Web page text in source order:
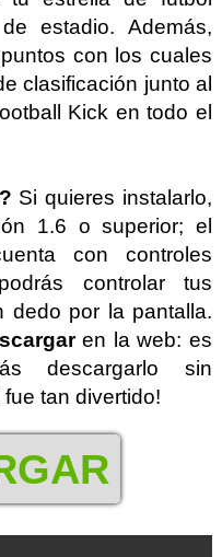
estadio. Además,
con los cuales
clasificación junto al
Kick en todo el
Si quieres instalarlo,
1.6 o superior; el
con controles
controlar tus
dedo por la pantalla.
en la web: es
descargarlo sin
tan divertido!